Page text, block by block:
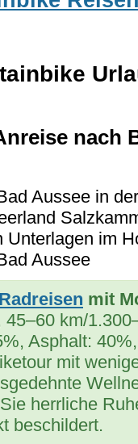
nach
Aussee in
Unterlagen im
Aussee
Radreisen mit
km/
Asphalt:
mit
herrliche
beschildert.